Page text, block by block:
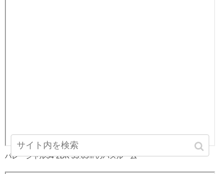
パレーシャル34 2DK 53.65㎡のバスルーム